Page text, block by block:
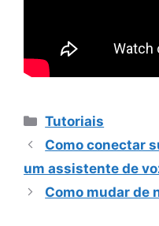
Categorias
Tutoriais
Como conectar
um assistente de
Como mudar de